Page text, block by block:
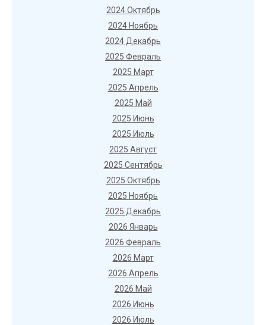
2024 Октябрь
2024 Ноябрь
2024 Декабрь
2025 Февраль
2025 Март
2025 Апрель
2025 Май
2025 Июнь
2025 Июль
2025 Август
2025 Сентябрь
2025 Октябрь
2025 Ноябрь
2025 Декабрь
2026 Январь
2026 Февраль
2026 Март
2026 Апрель
2026 Май
2026 Июнь
2026 Июль